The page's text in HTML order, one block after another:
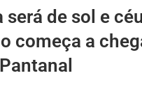
será de sol e
começa a